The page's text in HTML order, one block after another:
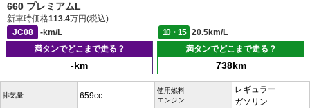
660 プレミアムL
新車時価格113.4万円(税込)
JC08
-km/L 10・15
20.5km/L
満タンでどこまで走る？
-km
満タンでどこまで走る？
738km
排気量 659cc
使用燃料
エンジン
レギュラー
ガソリン